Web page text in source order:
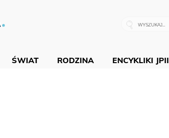
ŚWIAT RODZINA ENCYKLIKI JPII